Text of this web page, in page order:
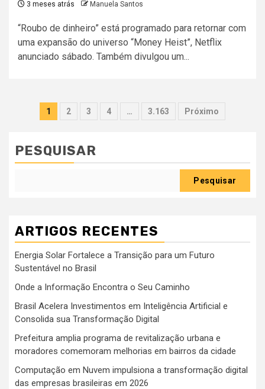
3 meses atrás Manuela Santos
“Roubo de dinheiro” está programado para retornar com
uma expansão do universo “Money Heist”, Netflix
anunciado sábado. Também divulgou um...
Paginação
conteúdos
1 2 3 4 … 3.163 Próximo
PESQUISAR
Pesquisar
ARTIGOS RECENTES
Energia Solar Fortalece a Transição para um Futuro
Sustentável no Brasil
Onde a Informação Encontra o Seu Caminho
Brasil Acelera Investimentos em Inteligência Artificial e
Consolida sua Transformação Digital
Prefeitura amplia programa de revitalização urbana e
moradores comemoram melhorias em bairros da cidade
Computação em Nuvem impulsiona a transformação digital
das empresas brasileiras em 2026